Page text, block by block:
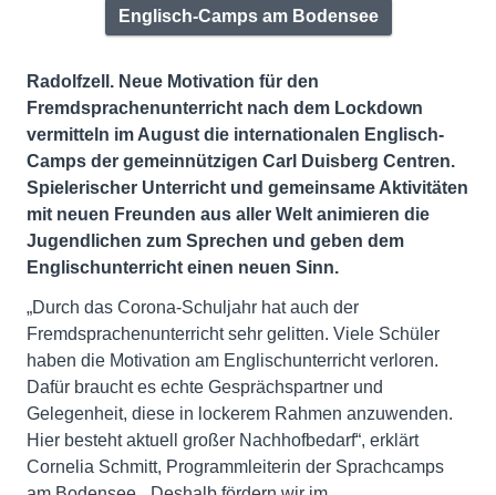
Englisch-Camps am Bodensee
Radolfzell. Neue Motivation für den
Fremdsprachenunterricht nach dem Lockdown
vermitteln im August die internationalen Englisch-
Camps der gemeinnützigen Carl Duisberg Centren.
Spielerischer Unterricht und gemeinsame Aktivitäten
mit neuen Freunden aus aller Welt animieren die
Jugendlichen zum Sprechen und geben dem
Englischunterricht einen neuen Sinn.
„Durch das Corona-Schuljahr hat auch der
Fremdsprachenunterricht sehr gelitten. Viele Schüler
haben die Motivation am Englischunterricht verloren.
Dafür braucht es echte Gesprächspartner und
Gelegenheit, diese in lockerem Rahmen anzuwenden.
Hier besteht aktuell großer Nachhofbedarf“, erklärt
Cornelia Schmitt, Programmleiterin der Sprachcamps